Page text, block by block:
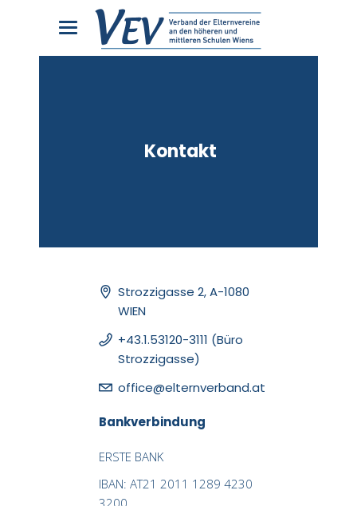
Kontakt
Strozzigasse 2, A-1080
WIEN
+43.1.53120-3111 (Büro
Strozzigasse)
office@elternverband.at
Bankverbindung
ERSTE BANK
IBAN: AT21 2011 1289 4230
3200